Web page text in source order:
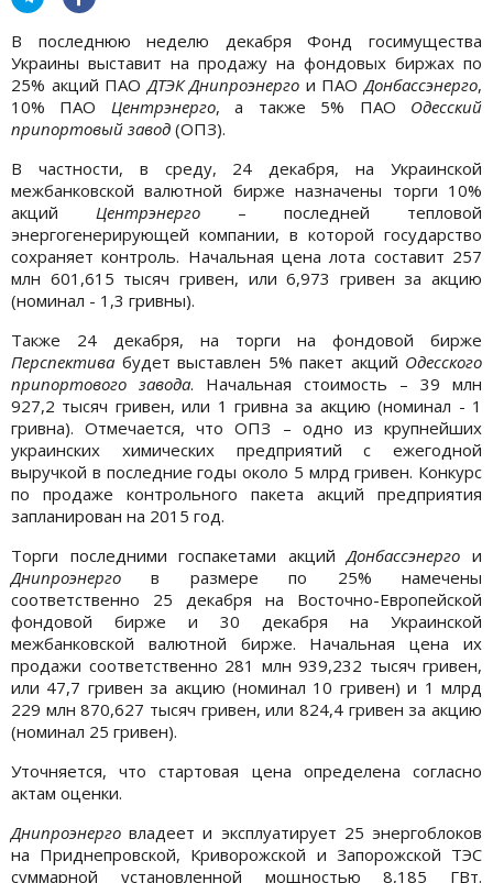
В последнюю неделю декабря Фонд госимущества
Украины выставит на продажу на фондовых биржах по
25% акций ПАО ДТЭК Днипроэнерго и ПАОДонбассэнерго,
10% ПАО Центрэнерго, а также 5% ПАО Одесский
припортовый завод (ОПЗ).
В частности, в среду, 24 декабря, на Украинской
межбанковской валютной бирже назначены торги 10%
акций Центрэнерго – последней тепловой
энергогенерирующей компании, в которой государство
сохраняет контроль. Начальная цена лота составит 257
млн 601,615 тысяч гривен, или 6,973 гривен за акцию
(номинал - 1,3 гривны).
Также 24 декабря, на торги на фондовой бирже
Перспектива будет выставлен 5% пакет акций Одесского
припортового завода. Начальная стоимость – 39 млн
927,2 тысяч гривен, или 1 гривна за акцию (номинал - 1
гривна). Отмечается, что ОПЗ – одно из крупнейших
украинских химических предприятий с ежегодной
выручкой в последние годы около 5 млрд гривен. Конкурс
по продаже контрольного пакета акций предприятия
запланирован на 2015 год.
Торги последними госпакетами акцийДонбассэнерго и
Днипроэнерго в размере по 25% намечены
соответственно 25 декабря на Восточно-Европейской
фондовой бирже и 30 декабря на Украинской
межбанковской валютной бирже. Начальная цена их
продажи соответственно 281 млн 939,232 тысяч гривен,
или 47,7 гривен за акцию (номинал 10 гривен) и 1 млрд
229 млн 870,627 тысяч гривен, или 824,4 гривен за акцию
(номинал 25 гривен).
Уточняется, что стартовая цена определена согласно
актам оценки.
Днипроэнерго владеет и эксплуатирует 25 энергоблоков
на Приднепровской, Криворожской и Запорожской ТЭС
суммарной установленной мощностью 8,185 ГВт.